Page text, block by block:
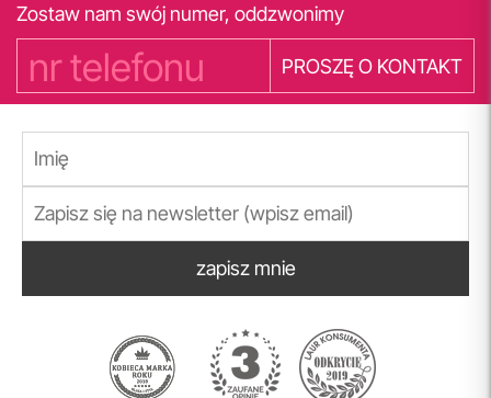
Zostaw nam swój numer, oddzwonimy
PROSZĘ O KONTAKT
zapisz mnie